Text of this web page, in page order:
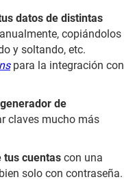
datos de distintas
copiándolos
y soltando, etc.
para la integración con
de
claves mucho más
tus cuentas con una
solo con contraseña.